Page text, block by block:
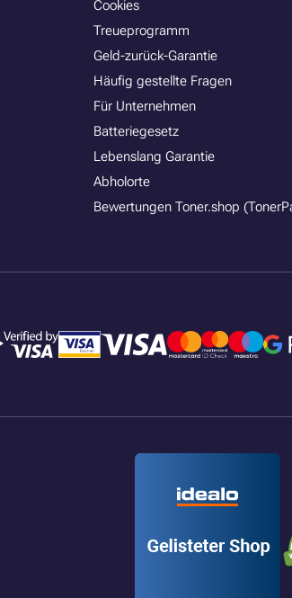
Cookies
Treueprogramm
Geld-zurück-Garantie
Häufig gestellte Fragen
Für Unternehmen
Batteriegesetz
Lebenslang Garantie
Abholorte
Bewertungen Toner.shop